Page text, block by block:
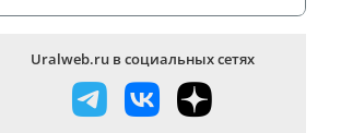
Uralweb.ru в социальных сетях